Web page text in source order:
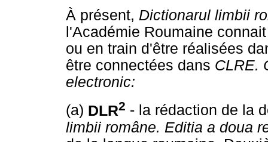
À présent, Dictionarul limbii
l'Académie Roumaine
ou en train d'être réalisées
être connectées dans CLRE.
electronic:
(a) DLR2 - la rédaction de la
limbii române. Editia a doua